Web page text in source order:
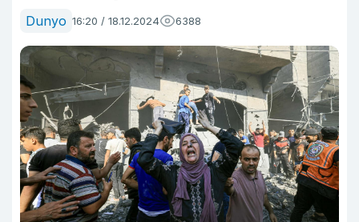
Dunyo 16:20 / 18.12.2024 6388